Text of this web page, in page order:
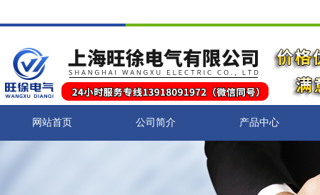
网站首页 公司简介 产品中心